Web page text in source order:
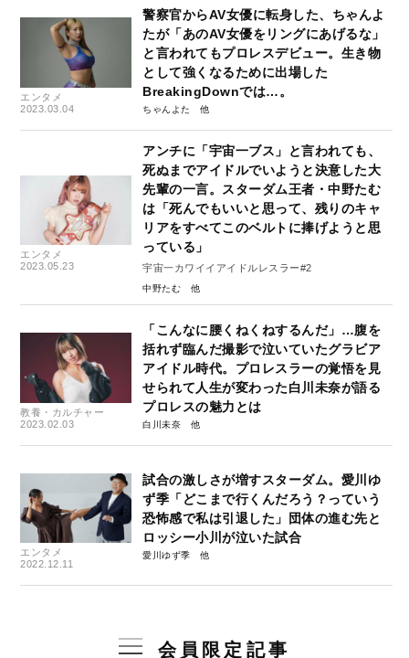
エンタメ
2023.03.04
警察官からAV女優に転身した、ちゃんよ
たが「あのAV女優をリングにあげるな」
と言われてもプロレスデビュー。生き物
として強くなるために出場した
BreakingDownでは…。
ちゃんよた
エンタメ
2023.05.23
アンチに「宇宙一ブス」と言われても、
死ぬまでアイドルでいようと決意した大
先輩の一言。スターダム王者・中野たむ
は「死んでもいいと思って、残りのキャ
リアをすべてこのベルトに捧げようと思
っている」
宇宙一カワイイアイドルレスラー#2
中野たむ
教養・カルチャー
2023.02.03
「こんなに腰くねくねするんだ」…腹を
括れず臨んだ撮影で泣いていたグラビア
アイドル時代。プロレスラーの覚悟を見
せられて人生が変わった白川未奈が語る
プロレスの魅力とは
白川未奈
エンタメ
2022.12.11
試合の激しさが増すスターダム。愛川ゆ
ず季「どこまで行くんだろう？っていう
恐怖感で私は引退した」団体の進む先と
ロッシー小川が泣いた試合
愛川ゆず季
会員限定記事